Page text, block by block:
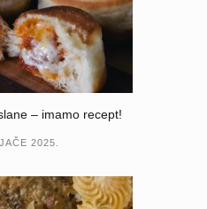
– imamo recept!
2025.